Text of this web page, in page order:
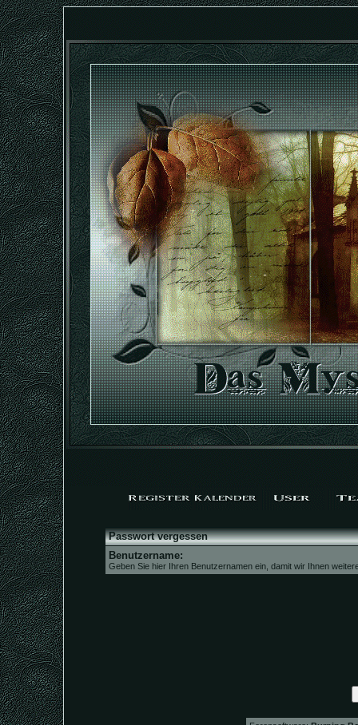
Passwort vergessen
Benutzername:
Geben Sie hier Ihren Benutzernamen ein, damit wir Ihnen